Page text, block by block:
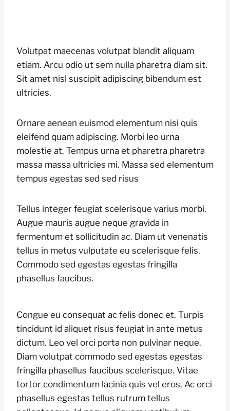
Volutpat maecenas volutpat blandit aliquam
etiam. Arcu odio ut sem nulla pharetra diam sit.
Sit amet nisl suscipit adipiscing bibendum est
ultricies.
Ornare aenean euismod elementum nisi quis
eleifend quam adipiscing. Morbi leo urna
molestie at. Tempus urna et pharetra pharetra
massa massa ultricies mi. Massa sed elementum
tempus egestas sed sed risus
Tellus integer feugiat scelerisque varius morbi.
Augue mauris augue neque gravida in
fermentum et sollicitudin ac. Diam ut venenatis
tellus in metus vulputate eu scelerisque felis.
Commodo sed egestas egestas fringilla
phasellus faucibus.
Congue eu consequat ac felis donec et. Turpis
tincidunt id aliquet risus feugiat in ante metus
dictum. Leo vel orci porta non pulvinar neque.
Diam volutpat commodo sed egestas egestas
fringilla phasellus faucibus scelerisque. Vitae
tortor condimentum lacinia quis vel eros. Ac orci
phasellus egestas tellus rutrum tellus